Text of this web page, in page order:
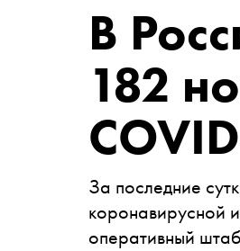
В
182
За последние
коронавирусной
оперативный